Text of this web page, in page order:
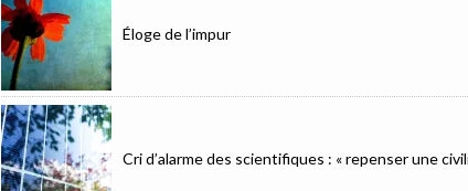
Éloge de l’impur
Cri d’alarme des scientifiques : « repenser une